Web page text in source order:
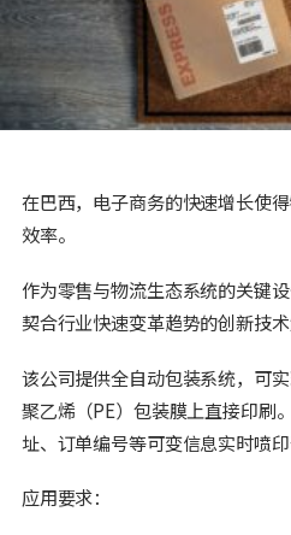
在巴西，电子商务的快速增长使
效率。
作为零售与物流生态系统的关键
契合行业快速变革趋势的创新技术
该公司提供全自动包装系统，可
聚乙烯（PE）包装膜上直接印刷
址、订单编号等可变信息实时喷
应用要求：